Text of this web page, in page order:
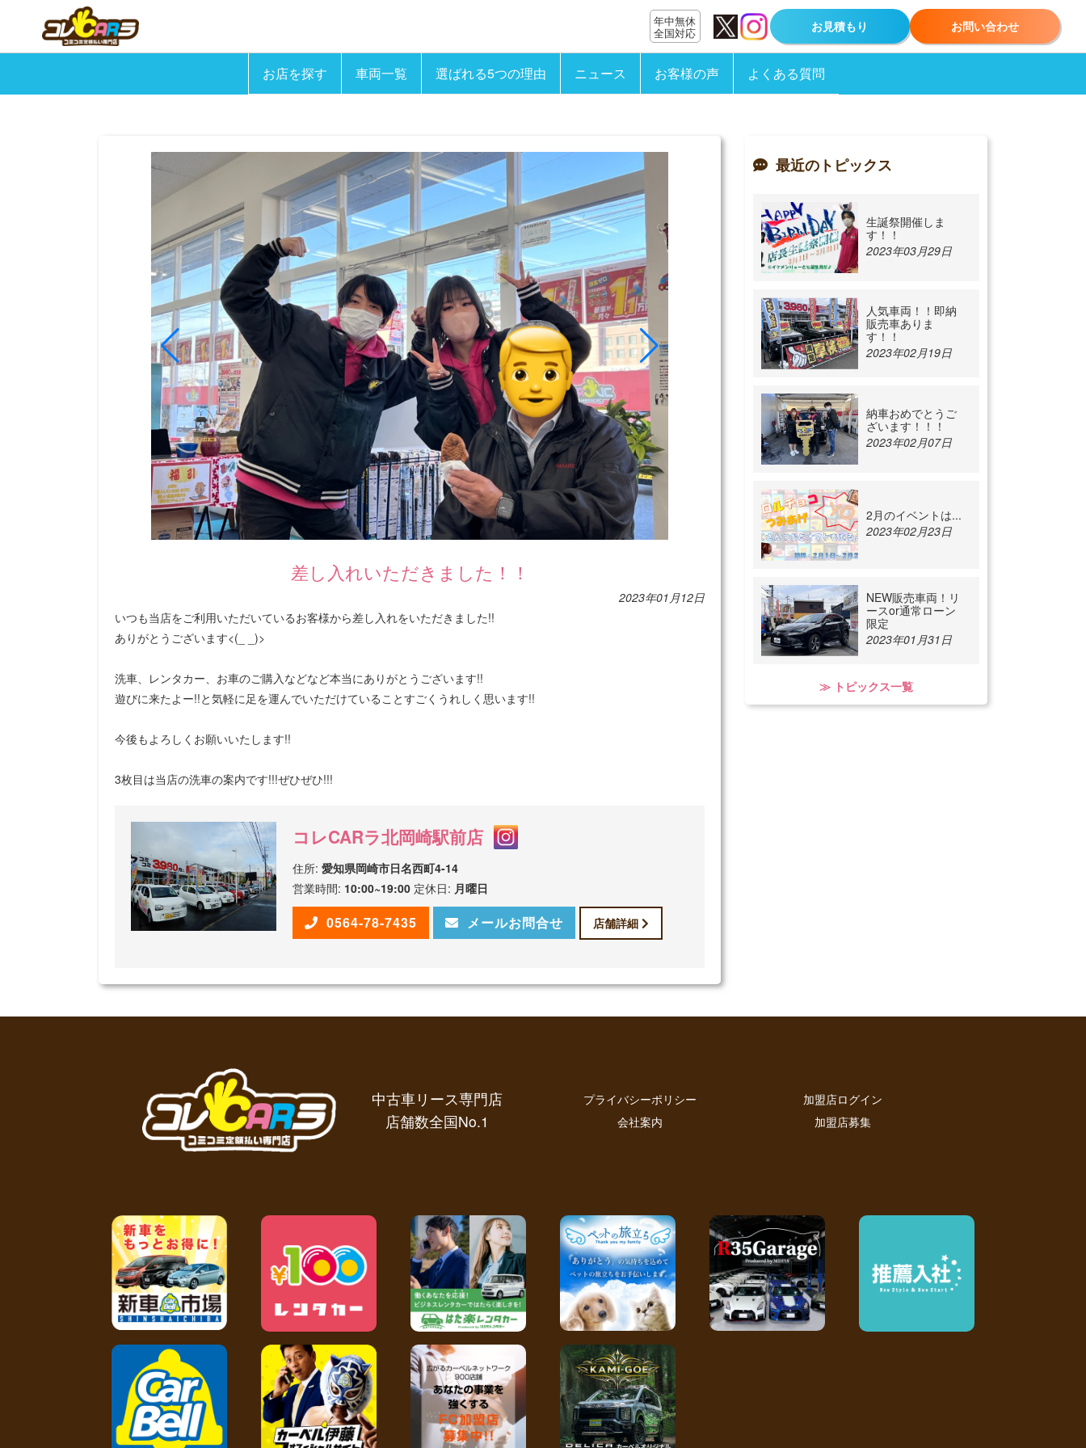
お店を探す 車両一覧 選ばれる5つの理由 ニュース お客様の声 よくある質問
年中無休
全国対応 お見積もり お問い合わせ
差し入れいただきました！！
2023年01月12日
いつも当店をご利用いただいているお客様から差し入れをいただきました!!
ありがとうございます<(_ _)>
洗車、レンタカー、お車のご購入などなど本当にありがとうございます!!
遊びに来たよー!!と気軽に足を運んでいただけていることすごくうれしく思います!!
今後もよろしくお願いいたします!!
3枚目は当店の洗車の案内です!!!ぜひぜひ!!!
コレCARラ北岡崎駅前店
住所: 愛知県岡崎市日名西町4-14
営業時間: 10:00~19:00 定休日: 月曜日
0564-78-7435 メールお問合せ 店舗詳細
最近のトピックス
生誕祭開催しま
す！！
2023年03月29日
人気車両！！即納
販売車ありま
す！！
2023年02月19日
納車おめでとうご
ざいます！！！
2023年02月07日
2月のイベントは...
2023年02月23日
NEW販売車両！リ
ースor通常ローン
限定
2023年01月31日
≫ トピックス一覧
中古車リース専門店
店舗数全国No.1
プライバシーポリシー
会社案内
加盟店ログイン
加盟店募集